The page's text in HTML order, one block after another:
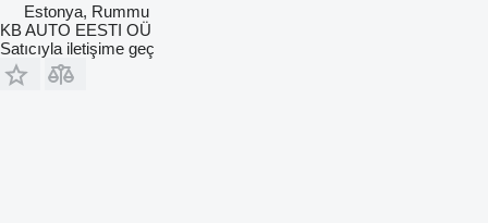
Estonya, Rummu
KB AUTO EESTI OÜ
Satıcıyla iletişime geç